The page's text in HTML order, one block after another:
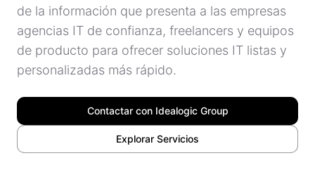
de la información que presenta a las empresas
agencias IT de confianza, freelancers y equipos
de producto para ofrecer soluciones IT listas y
personalizadas más rápido.
Contactar con Idealogic Group
Explorar Servicios